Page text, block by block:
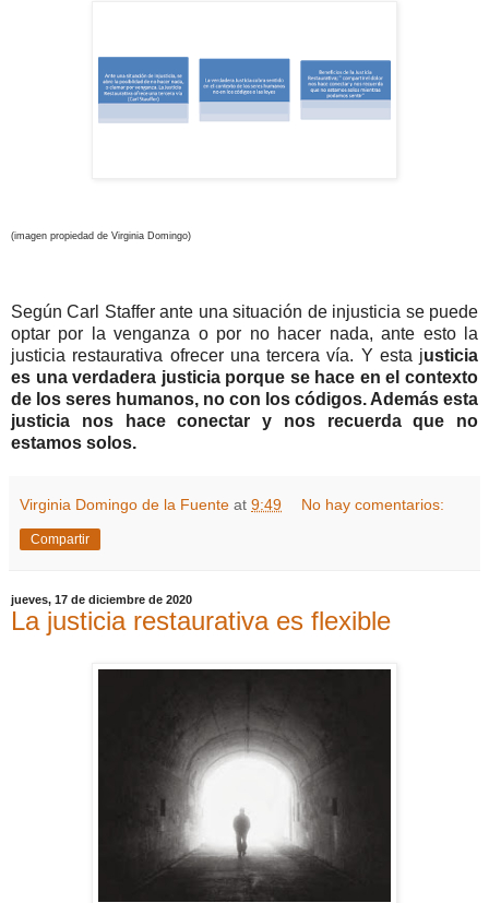
(imagen propiedad de Virginia Domingo)
Según Carl Staffer ante una situación de injusticia se puede
optar por la venganza o por no hacer nada, ante esto la
justicia restaurativa ofrecer una tercera vía. Y esta justicia
es una verdadera justicia porque se hace en el contexto
de los seres humanos, no con los códigos. Además esta
justicia nos hace conectar y nos recuerda que no
estamos solos.
Virginia Domingo de la Fuente at 9:49 No hay comentarios:
Compartir
jueves, 17 de diciembre de 2020
La justicia restaurativa es flexible